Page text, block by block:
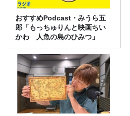
おすすめPodcast・みうら五
郎「もっちゅりんと映画ちい
かわ 人魚の島のひみつ」